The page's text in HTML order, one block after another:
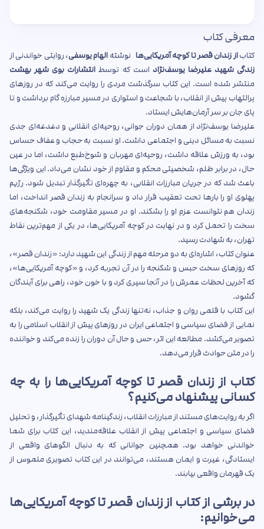
معرفی کتاب
کتاباز زندان قصر تا کوچه آمریکایی‌ها نوشته الهام یوسفی، روایتی خواندنی از
زندگی شهید علیرضا یوسف‌نژاد است که توسط انتشارات بوی شهر بهشت
منتشر شده است. این کتاب سرگذشت مردی را روایت می‌کند که در روزهای
پرالتهاب پیش از انقلاب، با شجاعت و استواری در مسیر مبارزه گام برداشت و تا
پای جان بر سر آرمان‌هایش ایستاد.
علیرضا یوسف‌نژاد از همان دوران جوانی، روحیه‌ای انقلابی و دغدغه‌ای جدی
نسبت به مسائل دینی و اجتماعی داشت. او نسبت به حجاب و عفاف حساس
بود، به ورزش علاقه داشت، روحیه‌ای مهربان و شوخ‌طبع داشت، اما در عین
حال، در برابر ظلم، شخصیتی محکم و مقاوم از خود نشان می‌داد. این ویژگی‌ها
باعث شد که در جریان مبارزات انقلابی، به چهره‌ای تأثیرگذار تبدیل شود. رژیم
پهلوی او را بارها تحت تعقیب قرار داد و سرانجام به زندان قصر انداخت، اما
زندان هم نتوانست عزم او را بشکند. او در مسیر مقاومت خود، شکنجه‌های
سخت را تحمل کرد و در نهایت در کوچه آمریکایی‌ها، در یکی از مهم‌ترین نقاط
تهران، به شهادت رسید.
عنوان کتاب، اشاره‌ای به دو مرحله مهم از زندگی این شهید دارد: «زندان قصر»،
که روزهای سخت حبس و شکنجه را در آن تجربه کرد، و «کوچه آمریکایی‌ها»،
که آخرین لحظات عمرش را در آنجا سپری کرد و با خون خود، راهی برای آیندگان
گشود.
این کتاب با قلمی روان و جذاب، نه‌تنها زندگی یک شهید را روایت می‌کند، بلکه
نمایی از فضای سیاسی و اجتماعی ایران در روزهای پیش از انقلاب اسلامی را به
تصویر می‌کشد. مطالعه این اثر، حس و حال آن دوران را زنده می‌کند و خواننده
را در متن حوادث قرار می‌دهد.
کتاب از زندان قصر تا کوچه آمریکایی‌ها را به چه
کسانی پیشنهاد می‌کنیم؟
اگر به روایت‌های مستند از مبارزات انقلاب، زندگینامه شهدای تأثیرگذار، و تحلیل
فضای سیاسی و اجتماعی پیش از انقلاب علاقه‌مندید، این کتاب برای شما
خواندنی خواهد بود. همچنین جوانانی که به دنبال الگوهای واقعی از
ایستادگی، غیرت و ایمان هستند، می‌توانند در این کتاب تصویری ملموس از
یک قهرمان واقعی بیابند.
در برشی از کتاب از زندان قصر تا کوچه آمریکایی‌ها
می‌خوانیم: